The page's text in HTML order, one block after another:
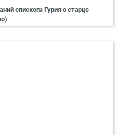
епископа Гурия о старце